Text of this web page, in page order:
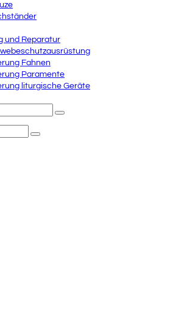
und Reparatur
Fahnen
Paramente
liturgische Geräte
Senden
Senden